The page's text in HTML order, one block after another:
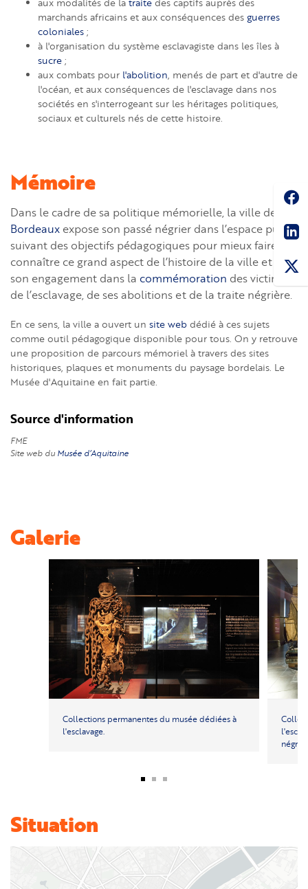
marchands africains et aux conséquences des guerres
coloniales ;
à l'organisation du système esclavagiste dans les îles à
sucre ;
aux combats pour l'abolition , menés de part et d'autre de
l'océan, et aux conséquences de l'esclavage dans nos
sociétés en s'interrogeant sur les héritages politiques,
sociaux et culturels nés de cette histoire.
Mémoire
Dans le cadre de sa politique mémorielle, la ville de
Bordeaux expose son passé négrier dans l’espace public
suivant des objectifs pédagogiques pour mieux faire
connaître ce grand aspect de l’histoire de la ville et de
son engagement dans la commémoration des victimes
de l’esclavage, de ses abolitions et de la traite négrière.
En ce sens, la ville a ouvert un site web dédié à ces sujets
comme outil pédagogique disponible pour tous. On y retrouve
une proposition de parcours mémoriel à travers des sites
historiques, plaques et monuments du paysage bordelais. Le
Musée d'Aquitaine en fait partie.
Source d'information
FME
Site web du Musée d’Aquitaine
Galerie
Collections permanentes du musée dédiées à
l'esclavage.
Image
Situation